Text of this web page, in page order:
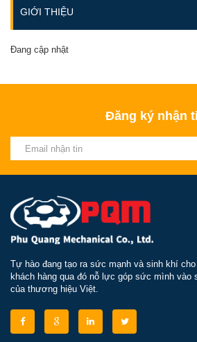
GIỚI THIỆU
Đang cập nhật
Đăng ký nhận
Tự hào đang tạo ra sức mạnh và sinh khí
khách hàng qua đó nỗ lực góp sức mình
của thương hiệu Việt.